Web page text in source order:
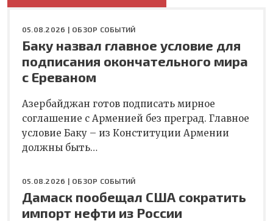
05.08.2026 | ОБЗОР СОБЫТИЙ
Баку назвал главное условие для
подписания окончательного мира
с Ереваном
Азербайджан готов подписать мирное
соглашение с Арменией без преград. Главное
условие Баку – из Конституции Армении
должны быть…
05.08.2026 | ОБЗОР СОБЫТИЙ
Дамаск пообещал США сократить
импорт нефти из России